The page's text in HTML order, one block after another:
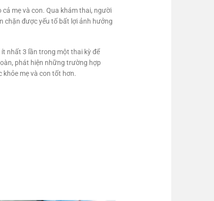
mẹ và con. Qua khám thai, người
chặn được yếu tố bất lợi ảnh hưởng
nhất 3 lần trong một thai kỳ để
phát hiện những trường hợp
mẹ và con tốt hơn.